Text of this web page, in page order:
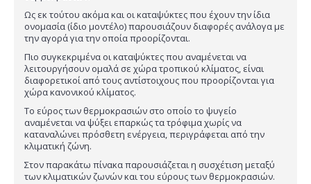
Ως εκ τούτου ακόμα και οι καταψύκτες που έχουν την ίδια
ονομασία (ίδιο μοντέλο) παρουσιάζουν διαφορές ανάλογα με
την αγορά για την οποία προορίζονται.
Πιο συγκεκριμένα οι καταψύκτες που αναμένεται να
λειτουργήσουν ομαλά σε χώρα τροπικού κλίματος, είναι
διαφορετικοί από τους αντίστοιχους που προορίζονται για
χώρα κανονικού κλίματος.
Το εύρος των θερμοκρασιών στο οποίο το ψυγείο
αναμένεται να ψύξει επαρκώς τα τρόφιμα χωρίς να
καταναλώνει πρόσθετη ενέργεια, περιγράφεται από την
κλιματική ζώνη.
Στον παρακάτω πίνακα παρουσιάζεται η συσχέτιση μεταξύ
των κλιματικών ζωνών και του εύρους των θερμοκρασιών.